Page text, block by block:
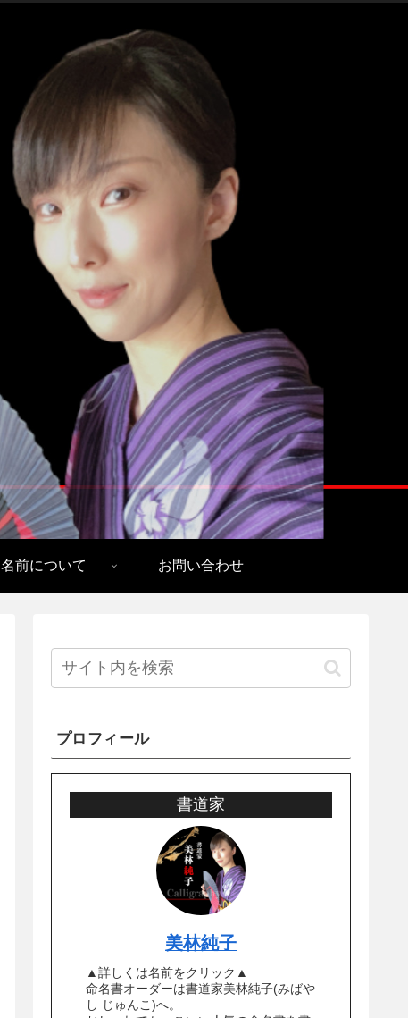
名前について お問い合わせ
プロフィール
書道家
美林純子
▲詳しくは名前をクリック▲
命名書オーダーは書道家美林純子(みばや
し じゅんこ)へ。